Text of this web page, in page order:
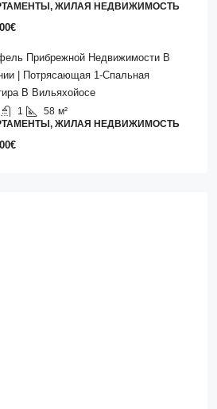
ЖИЛАЯ НЕДВИЖИМОСТЬ
Прибрежной Недвижимости В
| Потрясающая 1-Спальная
В Вильяхойосе
1 58 м²
ЖИЛАЯ НЕДВИЖИМОСТЬ